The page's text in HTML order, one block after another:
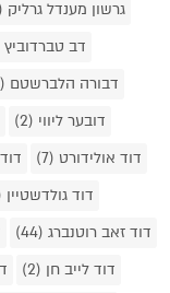
גרשון מענדל גרליק
דב טברדוביץ
דבורה הלברשטם (23)
דובער ליווי (2)
דוד אולידורט (7)
דוד
דוד גולדשטיין
דוד זאב רוטנברג (44)
דוד לייב חן (2)